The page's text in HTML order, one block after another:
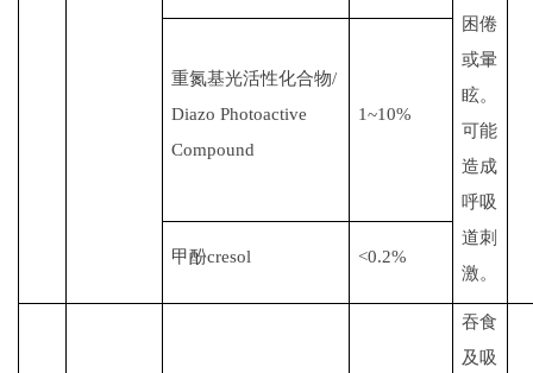
困倦
或暈
眩。
可能
造成
呼吸
道刺
激。
重氮基光活性化合物/
Diazo Photoactive
Compound
1~10%
甲酚cresol <0.2%
吞食
及吸